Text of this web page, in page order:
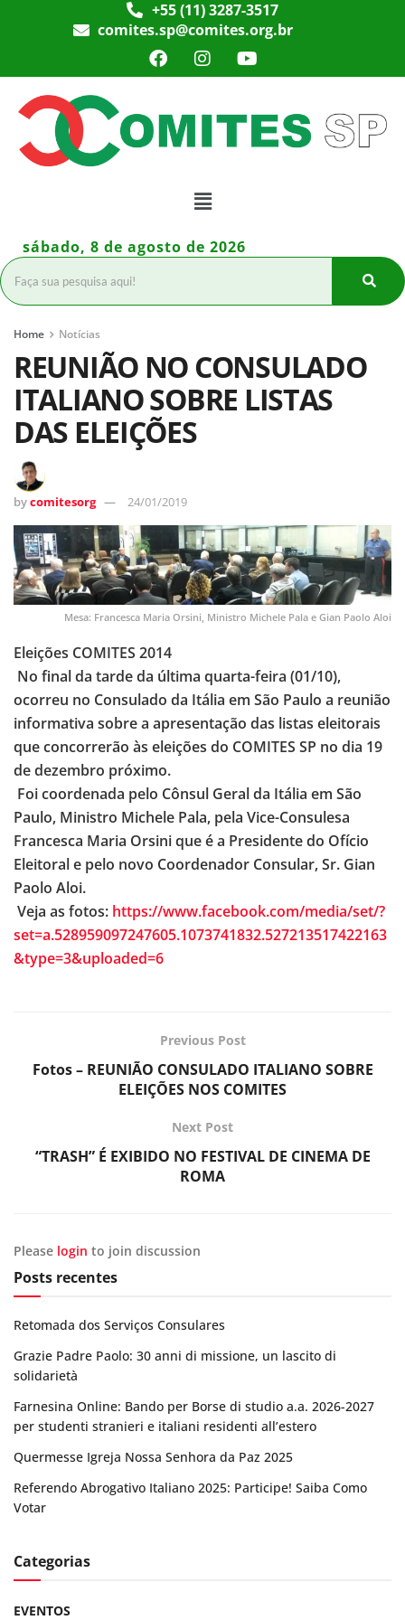
+55 (11) 3287-3517
comites.sp@comites.org.br
sábado, 8 de agosto de 2026
Home Notícias
REUNIÃO NO CONSULADO
ITALIANO SOBRE LISTAS
DAS ELEIÇÕES
bycomitesorg 24/01/2019
Mesa: Francesca Maria Orsini, Ministro Michele Pala e Gian Paolo Aloi
Eleições COMITES 2014
No final da tarde da última quarta-feira (01/10),
ocorreu no Consulado da Itália em São Paulo a reunião
informativa sobre a apresentação das listas eleitorais
que concorrerão às eleições do COMITES SP no dia 19
de dezembro próximo.
Foi coordenada pelo Cônsul Geral da Itália em São
Paulo, Ministro Michele Pala, pela Vice-Consulesa
Francesca Maria Orsini que é a Presidente do Ofício
Eleitoral e pelo novo Coordenador Consular, Sr. Gian
Paolo Aloi.
Veja as fotos: https://www.facebook.com/media/set/?
set=a.528959097247605.1073741832.527213517422163
&type=3&uploaded=6
Previous Post
Fotos – REUNIÃO CONSULADO ITALIANO SOBRE
ELEIÇÕES NOS COMITES
Next Post
“TRASH” É EXIBIDO NO FESTIVAL DE CINEMA DE
ROMA
Please login to join discussion
Posts recentes
Retomada dos Serviços Consulares
Grazie Padre Paolo: 30 anni di missione, un lascito di
solidarietà
Farnesina Online: Bando per Borse di studio a.a. 2026-2027
per studenti stranieri e italiani residenti all’estero
Quermesse Igreja Nossa Senhora da Paz 2025
Referendo Abrogativo Italiano 2025: Participe! Saiba Como
Votar
Categorias
EVENTOS